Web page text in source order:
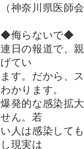
（神奈川県医師
◆侮らないで◆
連日の報道で、
げてい
ます。だから、
わかります。
爆発的な感染拡
せん。若
い人は感染して
し現実は